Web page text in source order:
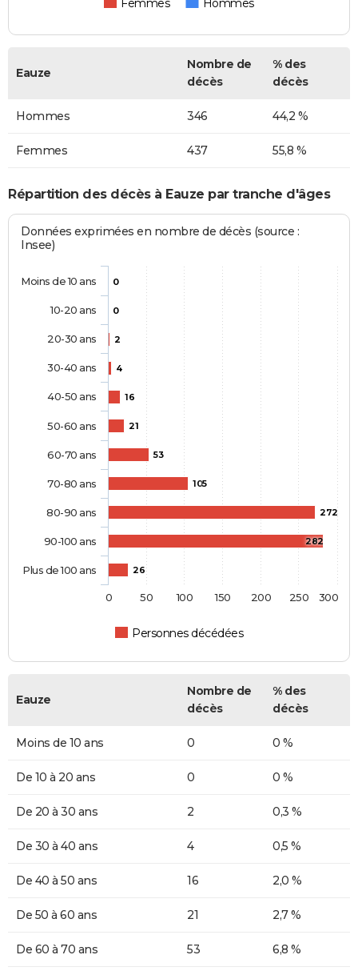
Femmes Hommes
Eauze
Nombre de
décès
% des
décès
Hommes 346 44,2 %
Femmes 437 55,8 %
Répartition des décès à Eauze par tranche d'âges
Données exprimées en nombre de décès (source :
Insee)
0
0
2
4
16
21
53
105
272
282
26
Personnes décédées
Moins de 10 ans
10-20 ans
20-30 ans
30-40 ans
40-50 ans
50-60 ans
60-70 ans
70-80 ans
80-90 ans
90-100 ans
Plus de 100 ans
0 50 100 150 200 250 300
Eauze
Nombre de
décès
% des
décès
Moins de 10 ans 0 0 %
De 10 à 20 ans 0 0 %
De 20 à 30 ans 2 0,3 %
De 30 à 40 ans 4 0,5 %
De 40 à 50 ans 16 2,0 %
De 50 à 60 ans 21 2,7 %
De 60 à 70 ans 53 6,8 %